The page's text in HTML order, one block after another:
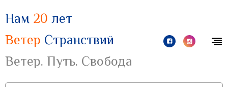
Нам 20 лет
Ветер Странствий
Ветер. Путь. Свобода